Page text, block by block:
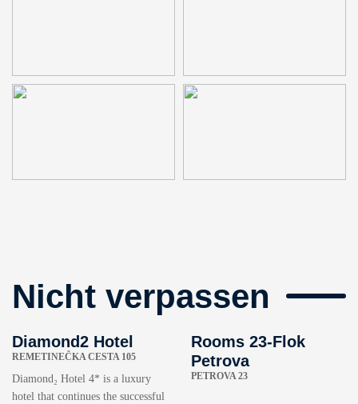
Nicht verpassen
Diamond2 Hotel
REMETINEČKA CESTA 105
Diamond₂ Hotel 4* is a luxury
hotel that continues the successful
Rooms 23-Flok
Petrova
PETROVA 23